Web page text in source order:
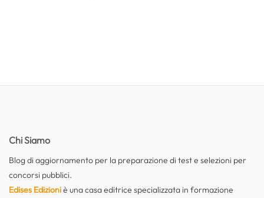
Chi Siamo
Blog di aggiornamento per la preparazione di test e selezioni per
concorsi pubblici.
Edises Edizioniè una casa editrice specializzata in formazione